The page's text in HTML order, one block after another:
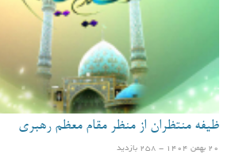
ظیفه منتظران از منظر مقام معظم رهبری
20 بهمن 1404 - 258 بازدید